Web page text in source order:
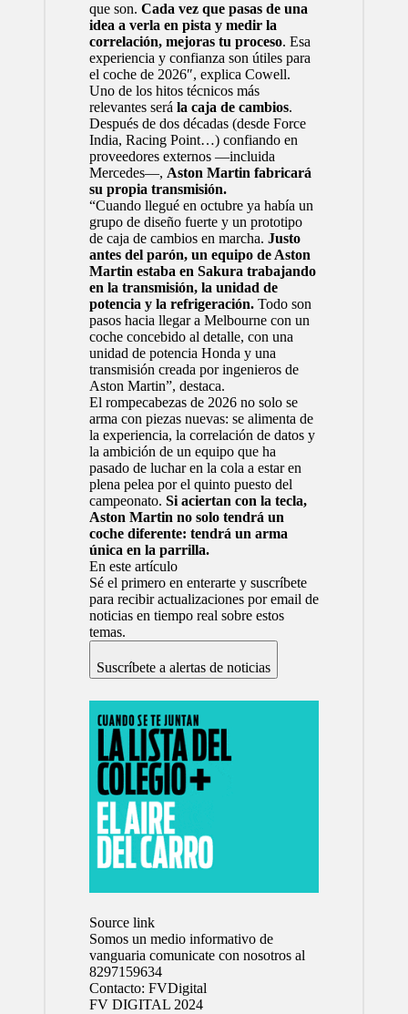
que son. Cada vez que pasas de una
idea a verla en pista y medir la
correlación, mejoras tu proceso. Esa
experiencia y confianza son útiles para
el coche de 2026″, explica Cowell.
Uno de los hitos técnicos más
relevantes será la caja de cambios.
Después de dos décadas (desde Force
India, Racing Point…) confiando en
proveedores externos —incluida
Mercedes—, Aston Martin fabricará
su propia transmisión.
“Cuando llegué en octubre ya había un
grupo de diseño fuerte y un prototipo
de caja de cambios en marcha. Justo
antes del parón, un equipo de Aston
Martin estaba en Sakura trabajando
en la transmisión, la unidad de
potencia y la refrigeración.Todo son
pasos hacia llegar a Melbourne con un
coche concebido al detalle, con una
unidad de potencia Honda y una
transmisión creada por ingenieros de
Aston Martin”, destaca.
El rompecabezas de 2026 no solo se
arma con piezas nuevas: se alimenta de
la experiencia, la correlación de datos y
la ambición de un equipo que ha
pasado de luchar en la cola a estar en
plena pelea por el quinto puesto del
campeonato. Si aciertan con la tecla,
Aston Martin no solo tendrá un
coche diferente: tendrá un arma
única en la parrilla.
En este artículo
Sé el primero en enterarte y suscríbete
para recibir actualizaciones por email de
noticias en tiempo real sobre estos
temas.
Suscríbete a alertas de noticias
Source link
Somos un medio informativo de
vanguaria comunicate con nosotros al
8297159634
Contacto: FVDigital
FV DIGITAL 2024